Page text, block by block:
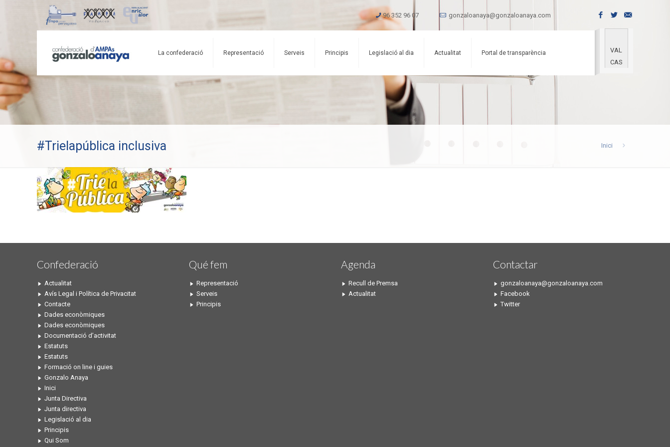
96 352 96 07 gonzaloanaya@gonzaloanaya.com
La confederació Representació Serveis Principis Legislació al dia Actualitat Portal de transparència
VAL
CAS
#Trielapública inclusiva Inici
Confederació
Actualitat
Avís Legal i Política de Privacitat
Contacte
Dades econòmiques
Dades econòmiques
Documentació d’activitat
Estatuts
Estatuts
Formació on line i guies
Gonzalo Anaya
Inici
Junta Directiva
Junta directiva
Legislació al dia
Principis
Qui Som
Qué fem
Representació
Serveis
Principis
Agenda
Recull de Premsa
Actualitat
Contactar
gonzaloanaya@gonzaloanaya.com
Facebook
Twitter